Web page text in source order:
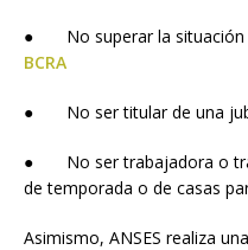
● No superar la situación
BCRA
● No ser titular de una
● No ser trabajadora o
de temporada o de casas
Asimismo, ANSES realiza